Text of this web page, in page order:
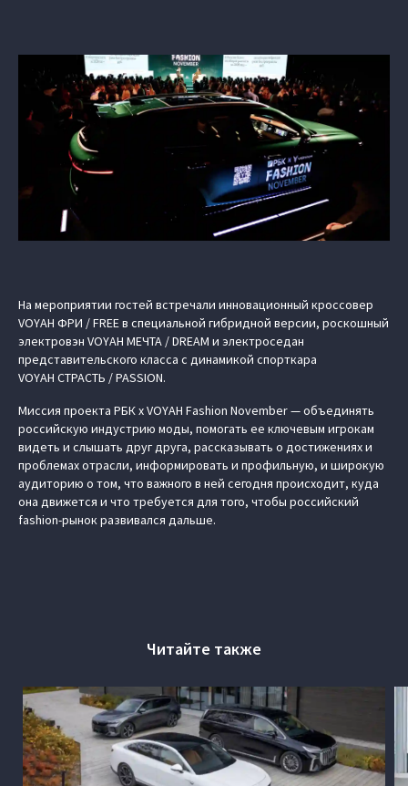
На мероприятии гостей встречали инновационный кроссовер
VOYAH ФРИ / FREEв специальной гибридной версии, роскошный
электровэн VOYAH МЕЧТА / DREAM и электроседан
представительского класса с динамикой спорткара
VOYAH СТРАСТЬ / PASSION.
Миссия проекта РБК x VOYAH Fashion November— объединять
российскую индустрию моды, помогать ее ключевым игрокам
видеть и слышать друг друга, рассказывать о достижениях и
проблемах отрасли, информировать и профильную, и широкую
аудиторию о том, что важного в ней сегодня происходит, куда
она движется и что требуется для того, чтобы российский
fashion-рынок развивался дальше.
Читайте также